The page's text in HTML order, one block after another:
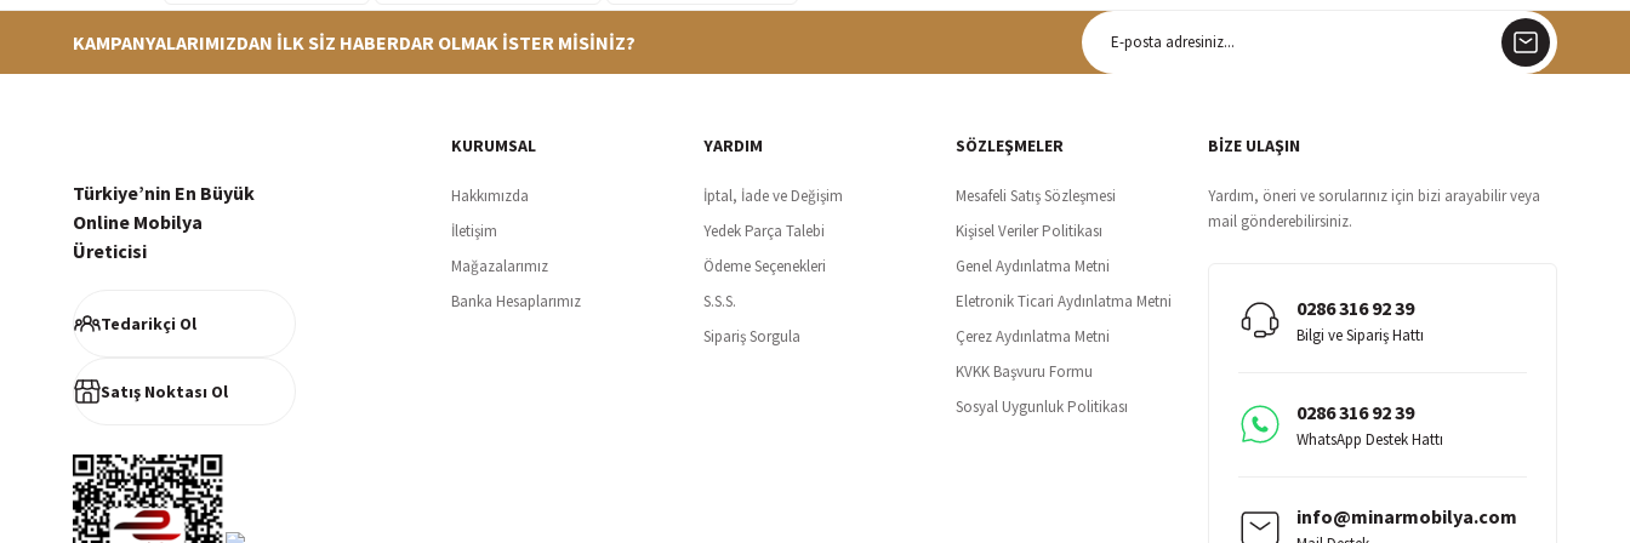
Siparişleriniz en kısa sürede hazırlanarak kargoya verilir
256Bit SSl sertifikası ve 3D ödeme ile bilgileriniz güvende
Tüm ürünlerde ücretsiz teslimat
%100 müşteri memnuniyeti odaklı ve güvenilir hizmet anlayışı
KAMPANYALARIMIZDAN İLK SİZ HABERDAR OLMAK İSTER MİSİNİZ?
Türkiye’nin En Büyük
Online Mobilya
Üreticisi
Tedarikçi Ol
Satış Noktası Ol
KURUMSAL
Hakkımızda
İletişim
Mağazalarımız
Banka Hesaplarımız
YARDIM
İptal, İade ve Değişim
Yedek Parça Talebi
Ödeme Seçenekleri
S.S.S.
Sipariş Sorgula
SÖZLEŞMELER
Mesafeli Satış Sözleşmesi
Kişisel Veriler Politikası
Genel Aydınlatma Metni
Eletronik Ticari Aydınlatma Metni
Çerez Aydınlatma Metni
KVKK Başvuru Formu
Sosyal Uygunluk Politikası
BİZE ULAŞIN
Yardım, öneri ve sorularınız için bizi arayabilir veya
mail gönderebilirsiniz.
0286 316 92 39
Bilgi ve Sipariş Hattı
0286 316 92 39
WhatsApp Destek Hattı
info@minarmobilya.com